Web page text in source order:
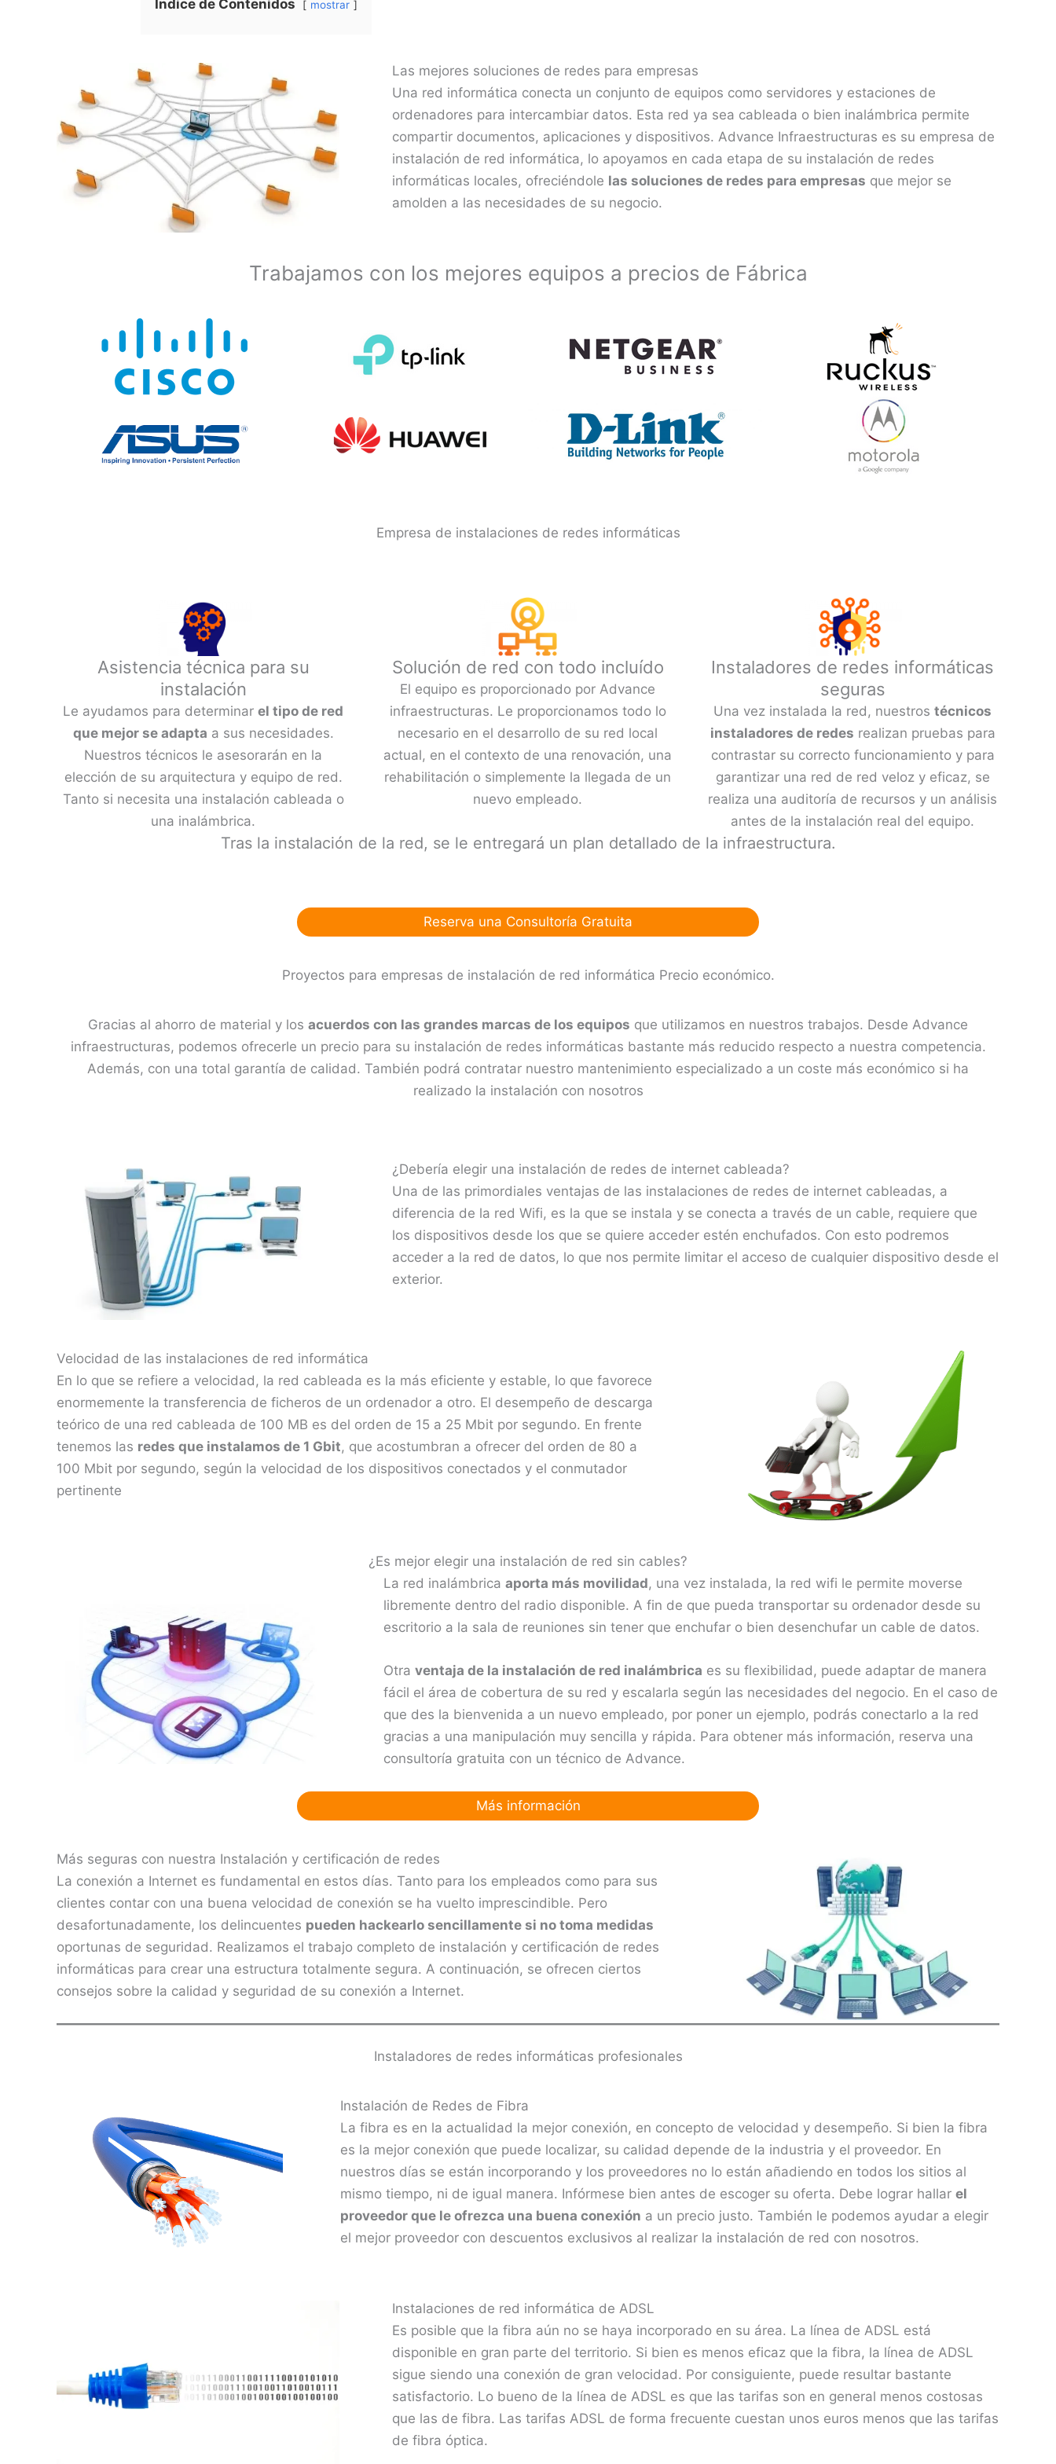
Índice de Contenidos mostrar
Las mejores soluciones de redes para empresas
Una red informática conecta un conjunto de equipos como servidores y estaciones de
ordenadores para intercambiar datos. Esta red ya sea cableada o bien inalámbrica permite
compartir documentos, aplicaciones y dispositivos. Advance Infraestructuras es su empresa de
instalación de red informática, lo apoyamos en cada etapa de su instalación de redes
informáticas locales, ofreciéndole las soluciones de redes para empresas que mejor se
amolden a las necesidades de su negocio.
Trabajamos con los mejores equipos a precios de Fábrica
Empresa de instalaciones de redes informáticas
Asistencia técnica para su
instalación
Le ayudamos para determinarel tipo de red
que mejor se adapta a sus necesidades.
Nuestros técnicos le asesorarán en la
elección de su arquitectura y equipo de red.
Tanto si necesita una instalación cableada o
una inalámbrica.
Solución de red con todo incluído
El equipo es proporcionado por Advance
infraestructuras. Le proporcionamos todo lo
necesario en el desarrollo de su red local
actual, en el contexto de una renovación, una
rehabilitación o simplemente la llegada de un
nuevo empleado.
Instaladores de redes informáticas
seguras
Una vez instalada la red, nuestrostécnicos
instaladores de redes realizan pruebas para
contrastar su correcto funcionamiento y para
garantizar una red de red veloz y eficaz, se
realiza una auditoría de recursos y un análisis
antes de la instalación real del equipo.
Tras la instalación de la red, se le entregará un plan detallado de la infraestructura.
Reserva una Consultoría Gratuita
Proyectos para empresas de instalación de red informática Precio económico.
Gracias al ahorro de material y los acuerdos con las grandes marcas de los equipos que utilizamos en nuestros trabajos. Desde Advance
infraestructuras, podemos ofrecerle un precio para su instalación de redes informáticas bastante más reducido respecto a nuestra competencia.
Además, con una total garantía de calidad. También podrá contratar nuestro mantenimiento especializado a un coste más económico si ha
realizado la instalación con nosotros
¿Debería elegir una instalación de redes de internet cableada?
Una de las primordiales ventajas de las instalaciones de redes de internet cableadas, a
diferencia de la red Wifi, es la que se instala y se conecta a través de un cable, requiere que
los dispositivos desde los que se quiere acceder estén enchufados. Con esto podremos
acceder a la red de datos, lo que nos permite limitar el acceso de cualquier dispositivo desde el
exterior.
Velocidad de las instalaciones de red informática
En lo que se refiere a velocidad, la red cableada es la más eficiente y estable, lo que favorece
enormemente la transferencia de ficheros de un ordenador a otro. El desempeño de descarga
teórico de una red cableada de 100 MB es del orden de 15 a 25 Mbit por segundo. En frente
tenemos las redes que instalamos de 1 Gbit, que acostumbran a ofrecer del orden de 80 a
100 Mbit por segundo, según la velocidad de los dispositivos conectados y el conmutador
pertinente
¿Es mejor elegir una instalación de red sin cables?
La red inalámbricaaporta más movilidad, una vez instalada, la red wifi le permite moverse
libremente dentro del radio disponible. A fin de que pueda transportar su ordenador desde su
escritorio a la sala de reuniones sin tener que enchufar o bien desenchufar un cable de datos.
Otraventaja de la instalación de red inalámbrica es su flexibilidad, puede adaptar de manera
fácil el área de cobertura de su red y escalarla según las necesidades del negocio. En el caso de
que des la bienvenida a un nuevo empleado, por poner un ejemplo, podrás conectarlo a la red
gracias a una manipulación muy sencilla y rápida. Para obtener más información, reserva una
consultoría gratuita con un técnico de Advance.
Más información
Más seguras con nuestra Instalación y certificación de redes
La conexión a Internet es fundamental en estos días. Tanto para los empleados como para sus
clientes contar con una buena velocidad de conexión se ha vuelto imprescindible. Pero
desafortunadamente, los delincuentes pueden hackearlo sencillamente si no toma medidas
oportunas de seguridad. Realizamos el trabajo completo de instalación y certificación de redes
informáticas para crear una estructura totalmente segura. A continuación, se ofrecen ciertos
consejos sobre la calidad y seguridad de su conexión a Internet.
Instaladores de redes informáticas profesionales
Instalación de Redes de Fibra
La fibra es en la actualidad la mejor conexión, en concepto de velocidad y desempeño. Si bien la fibra
es la mejor conexión que puede localizar, su calidad depende de la industria y el proveedor. En
nuestros días se están incorporando y los proveedores no lo están añadiendo en todos los sitios al
mismo tiempo, ni de igual manera. Infórmese bien antes de escoger su oferta. Debe lograr hallar el
proveedor que le ofrezca una buena conexión a un precio justo. También le podemos ayudar a elegir
el mejor proveedor con descuentos exclusivos al realizar la instalación de red con nosotros.
Instalaciones de red informática de ADSL
Es posible que la fibra aún no se haya incorporado en su área. La línea de ADSL está
disponible en gran parte del territorio. Si bien es menos eficaz que la fibra, la línea de ADSL
sigue siendo una conexión de gran velocidad. Por consiguiente, puede resultar bastante
satisfactorio. Lo bueno de la línea de ADSL es que las tarifas son en general menos costosas
que las de fibra. Las tarifas ADSL de forma frecuente cuestan unos euros menos que las tarifas
de fibra óptica.